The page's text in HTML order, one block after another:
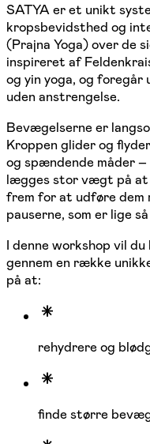
SATYA er et unikt
kropsbevidsthed og
(Prajna Yoga) over de
inspireret af
og yin yoga, og
uden anstrengelse.
Bevægelserne er
Kroppen glider og
og spændende måder
lægges stor vægt på at
frem for at udføre dem
pauserne, som er lige
I denne workshop vil
gennem en række
på at:
rehydrere og
finde større